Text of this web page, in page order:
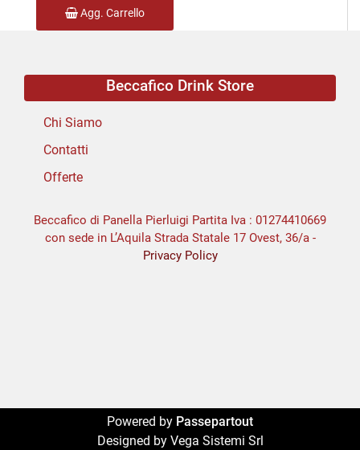
Agg. Carrello
Beccafico Drink Store
Chi Siamo
Contatti
Offerte
Beccafico di Panella Pierluigi Partita Iva : 01274410669
con sede in L’Aquila Strada Statale 17 Ovest, 36/a -
Privacy Policy
Powered by Passepartout
Designed by Vega Sistemi Srl